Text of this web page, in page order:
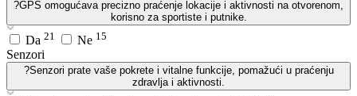
?GPS omogućava precizno praćenje lokacije i aktivnosti na otvorenom,
korisno za sportiste i putnike.
Da 21 Ne 15
Senzori
?Senzori prate vaše pokrete i vitalne funkcije, pomažući u praćenju
zdravlja i aktivnosti.